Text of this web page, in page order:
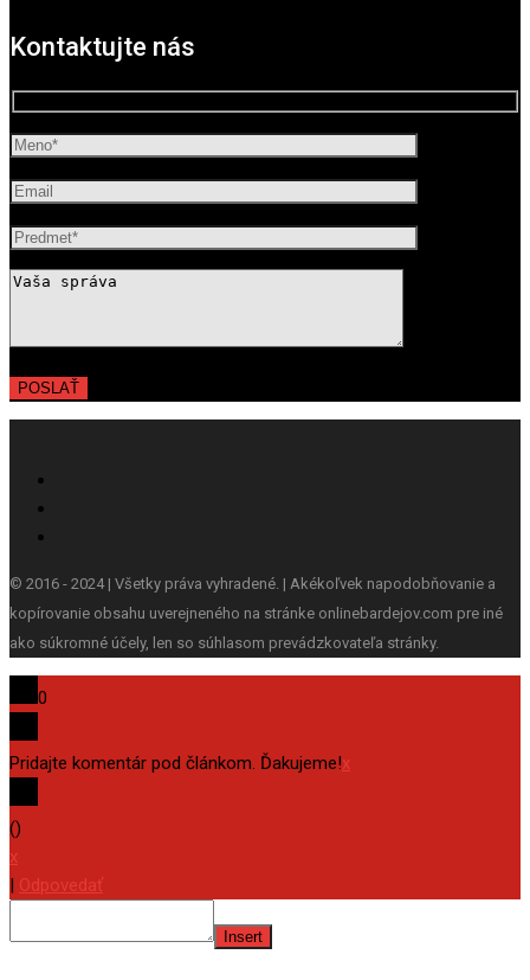
Kontaktujte nás
© 2016 - 2024 | Všetky práva vyhradené. | Akékoľvek napodobňovanie a
kopírovanie obsahu uverejneného na stránke onlinebardejov.com pre iné
ako súkromné účely, len so súhlasom prevádzkovateľa stránky.
0
Pridajte komentár pod článkom. Ďakujeme!x
()
x
| Odpovedať
Insert